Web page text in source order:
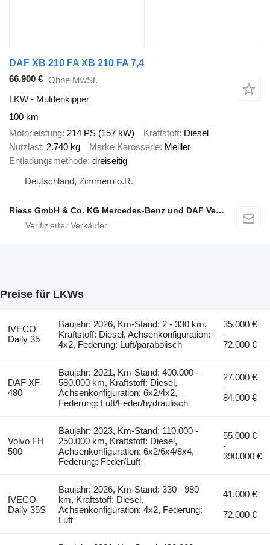
DAF XB 210 FA XB 210 FA 7,4
66.900 € Ohne MwSt.
LKW - Muldenkipper
100 km
Motorleistung 214 PS (157 kW) Kraftstoff Diesel
Nutzlast 2.740 kg Marke Karosserie Meiller
Entladungsmethode dreiseitig
Deutschland, Zimmern o.R.
Riess GmbH & Co. KG Mercedes-Benz und DAF Vertragspartner
Preise für LKWs
IVECO
Daily 35
Baujahr: 2026, Km-Stand: 2 - 330 km,
Kraftstoff: Diesel, Achsenkonfiguration:
4x2, Federung: Luft/parabolisch
35.000 €
-
72.000 €
DAF XF
480
Baujahr: 2021, Km-Stand: 400.000 -
580.000 km, Kraftstoff: Diesel,
Achsenkonfiguration: 6x2/4x2,
Federung: Luft/Feder/hydraulisch
27.000 €
-
84.000 €
Volvo FH
500
Baujahr: 2023, Km-Stand: 110.000 -
250.000 km, Kraftstoff: Diesel,
Achsenkonfiguration: 6x2/6x4/8x4,
Federung: Feder/Luft
55.000 €
-
390.000 €
IVECO
Daily 35S
Baujahr: 2026, Km-Stand: 330 - 980
km, Kraftstoff: Diesel,
Achsenkonfiguration: 4x2, Federung:
Luft
41.000 €
-
72.000 €